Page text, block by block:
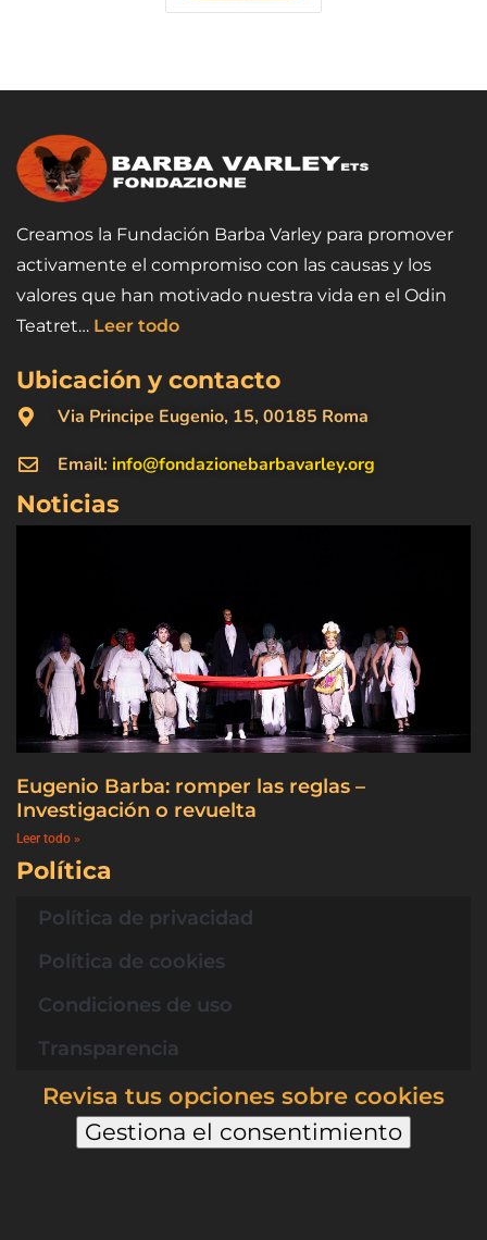
Creamos la Fundación Barba Varley para promover
activamente el compromiso con las causas y los
valores que han motivado nuestra vida en el Odin
Teatret… Leer todo
Ubicación y contacto
Via Principe Eugenio, 15, 00185 Roma
Email:info@fondazionebarbavarley.org
Noticias
Eugenio Barba: romper las reglas –
Investigación o revuelta
Leer todo »
Política
Política de privacidad
Política de cookies
Condiciones de uso
Transparencia
Revisa tus opciones sobre cookies
Gestiona el consentimiento